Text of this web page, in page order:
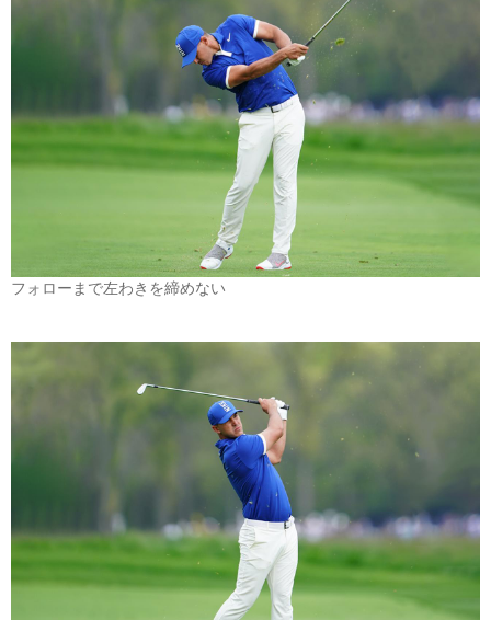
フォローまで左わきを締めない